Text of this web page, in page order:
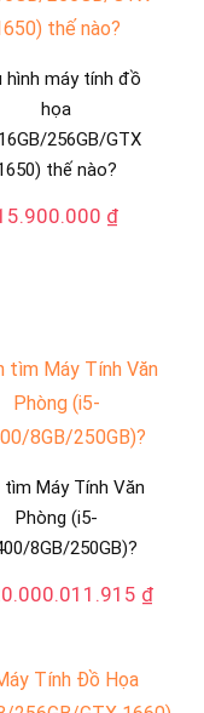
hình máy tính đồ
họa
256GB/GTX
thế nào?
₫
tìm Máy Tính Văn
Phòng (i5-
8GB/250GB)?
₫